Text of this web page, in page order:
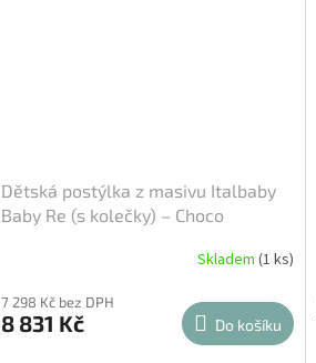
Dětská postýlka z masivu Italbaby
Baby Re (s kolečky) – Choco
Skladem (1 ks)
7 298 Kč bez DPH
8 831 Kč Do košíku